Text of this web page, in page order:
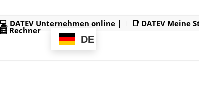
💻 DATEV Unternehmen online | 📑 DATEV Meine
🧮 Rechner
DE